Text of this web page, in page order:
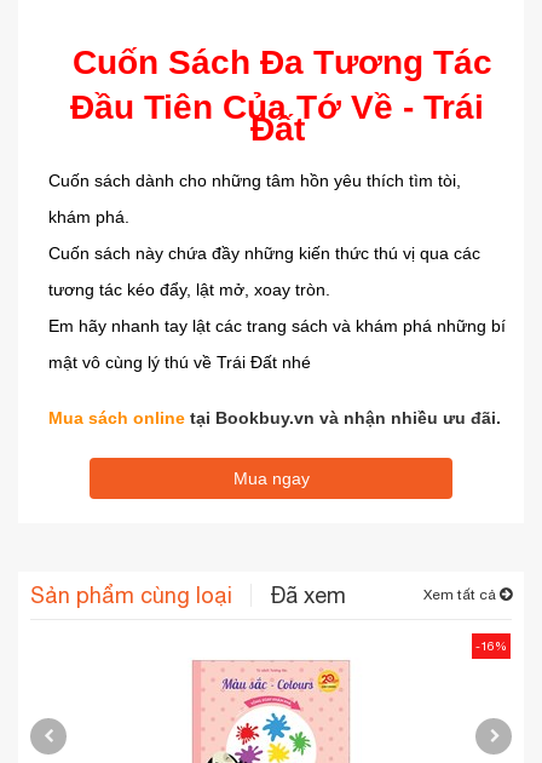
Cuốn Sách Đa Tương Tác
Đầu Tiên Của Tớ Về - Trái
Đất
Cuốn sách dành cho những tâm hồn yêu thích tìm tòi,
khám phá.
Cuốn sách này chứa đầy những kiến thức thú vị qua các
tương tác kéo đẩy, lật mở, xoay tròn.
Em hãy nhanh tay lật các trang sách và khám phá những bí
mật vô cùng lý thú về Trái Đất nhé
Mua sách online tại Bookbuy.vn và nhận nhiều ưu đãi.
Mua ngay
Sản phẩm cùng loại Đã xem Xem tất cả
-16%